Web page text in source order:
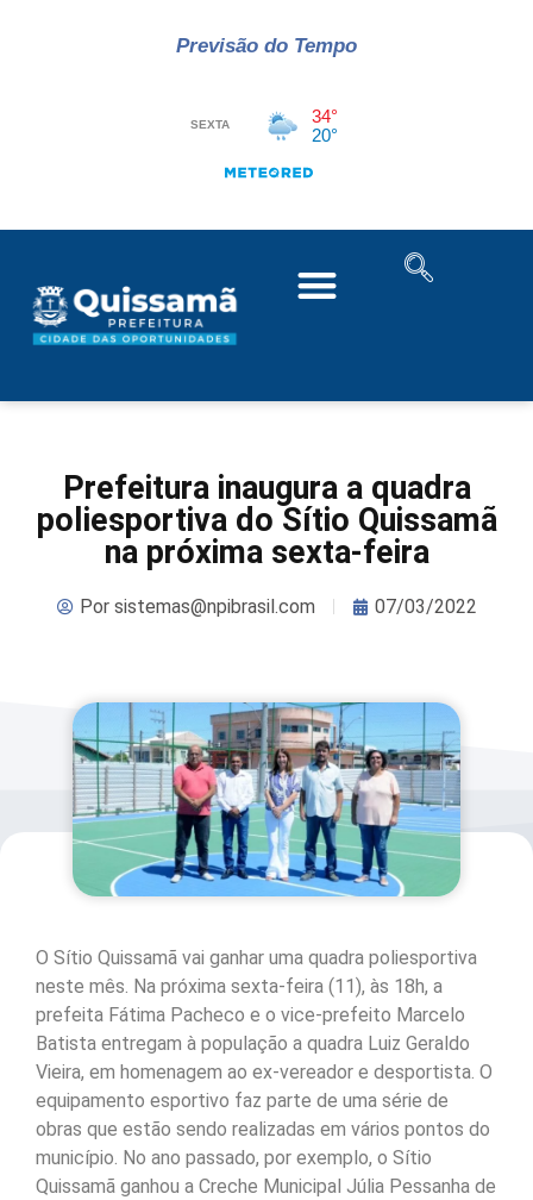
Previsão do Tempo
Prefeitura inaugura a quadra
poliesportiva do Sítio Quissamã
na próxima sexta-feira
Porsistemas@npibrasil.com 07/03/2022
O Sítio Quissamã vai ganhar uma quadra poliesportiva
neste mês. Na próxima sexta-feira (11), às 18h, a
prefeita Fátima Pacheco e o vice-prefeito Marcelo
Batista entregam à população a quadra Luiz Geraldo
Vieira, em homenagem ao ex-vereador e desportista. O
equipamento esportivo faz parte de uma série de
obras que estão sendo realizadas em vários pontos do
município. No ano passado, por exemplo, o Sítio
Quissamã ganhou a Creche Municipal Júlia Pessanha de